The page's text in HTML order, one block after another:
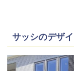
サッシのデザ